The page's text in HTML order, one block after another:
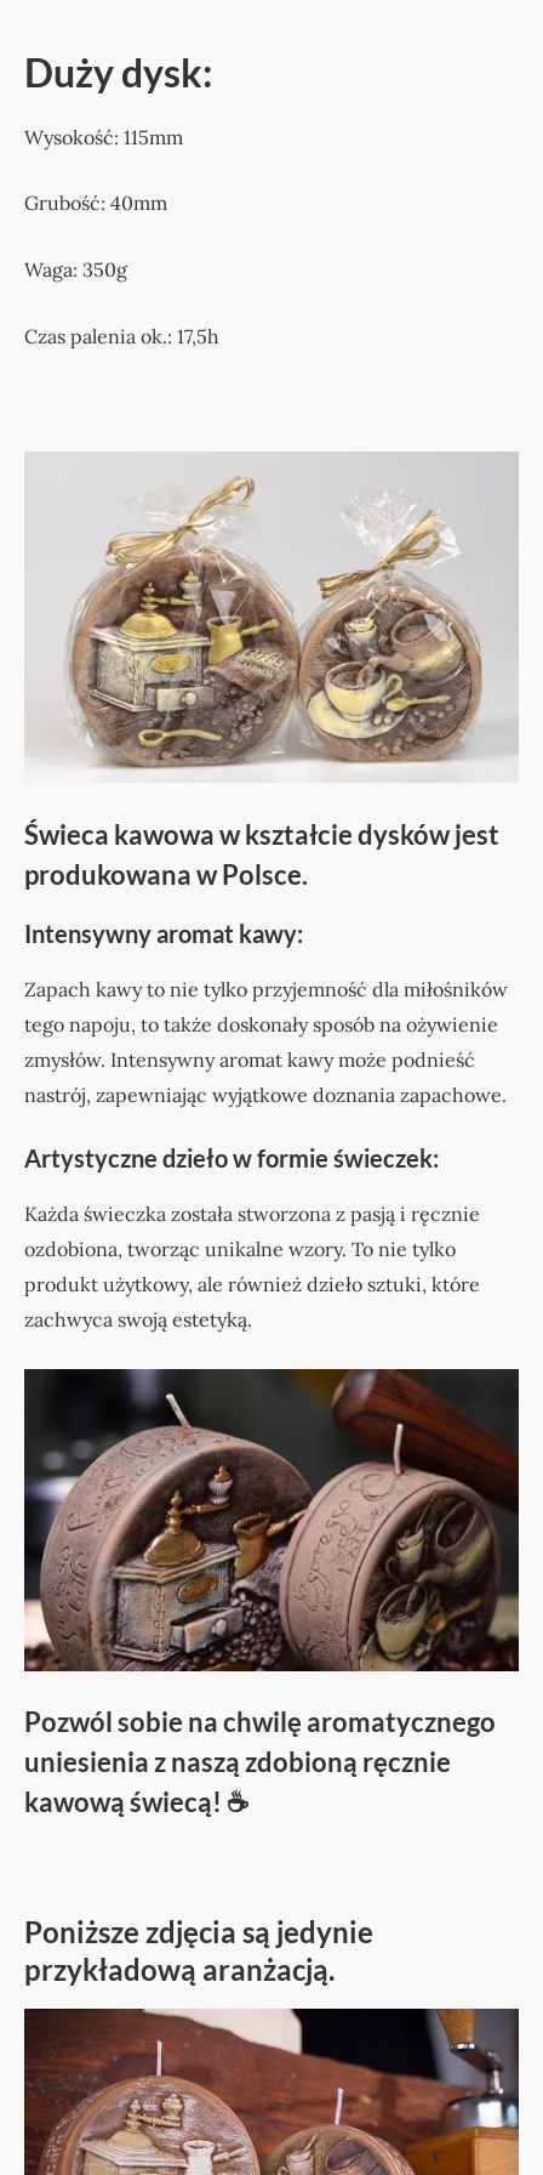
Duży dysk:
Wysokość: 115mm
Grubość: 40mm
Waga: 350g
Czas palenia ok.: 17,5h
Świeca kawowa w kształcie dysków jest
produkowana w Polsce.
Intensywny aromat kawy:
Zapach kawy to nie tylko przyjemność dla miłośników
tego napoju, to także doskonały sposób na ożywienie
zmysłów. Intensywny aromat kawy może podnieść
nastrój, zapewniając wyjątkowe doznania zapachowe.
Artystyczne dzieło w formie świeczek:
Każda świeczka została stworzona z pasją i ręcznie
ozdobiona, tworząc unikalne wzory. To nie tylko
produkt użytkowy, ale również dzieło sztuki, które
zachwyca swoją estetyką.
Pozwól sobie na chwilę aromatycznego
uniesienia z naszą zdobioną ręcznie
kawową świecą! ☕
Poniższe zdjęcia są jedynie
przykładową aranżacją.